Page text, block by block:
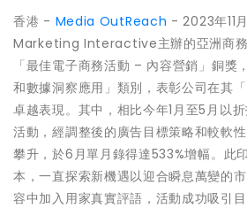
香港 - Media OutReach - 2023年11
Marketing Interactive主辦的亞洲商務
「最佳電子商務活動 – 內容營銷」銅獎
和數據洞察應用」類別，表彰公司在其
卓越表現。其中，相比今年1月至5月以
活動，經調整後的廣告目標策略和較軟
攀升，於6月單月錄得達533%增幅。此
本，一直探索新機遇以迎合瞬息萬變的
容中加入用家真實評語，活動成功吸引